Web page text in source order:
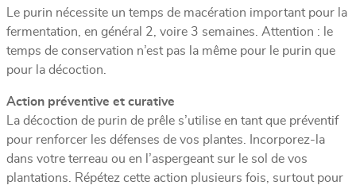
Le purin nécessite un temps de macération important pour la
fermentation, en général 2, voire 3 semaines. Attention : le
temps de conservation n’est pas la même pour le purin que
pour la décoction.
Action préventive et curative
La décoction de purin de prêle s’utilise en tant que préventif
pour renforcer les défenses de vos plantes. Incorporez-la
dans votre terreau ou en l’aspergeant sur le sol de vos
plantations. Répétez cette action plusieurs fois, surtout pour